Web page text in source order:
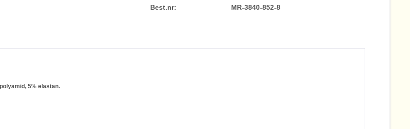
Best.nr: MR-3840-852-8
5% elastan.